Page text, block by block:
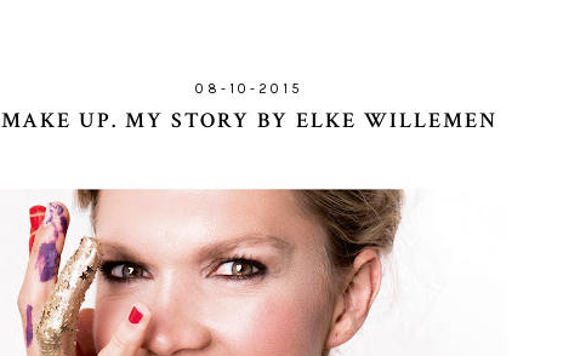
08-10-2015
MAKE UP. MY STORY BY ELKE WILLEMEN